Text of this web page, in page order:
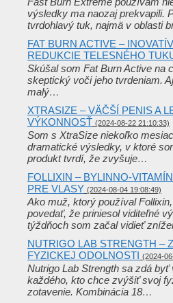
výsledky ma naozaj prekvapili.
tvrdohlavý tuk, najmä v oblasti
FAT BURN ACTIVE –
REDUKCIE TELESNÉHO
Skúšal som Fat Burn Active na
skeptický voči jeho tvrdeniam.
malý…
XTRASIZE – VÄČŠÍ PENIS A
VÝKONNOSŤ (2024-08-22 21:10:33)
Som s XtraSize niekoľko
dramatické výsledky, v ktoré
produkt tvrdí, že zvyšuje…
FOLLIXIN – BYLINNO-
PRE VLASY (2024-08-04 19:08:49)
Ako muž, ktorý používal
povedať, že priniesol viditeľné
týždňoch som začal vidieť
NUTRIGO LAB STRENGTH –
FYZICKEJ ODOLNOSTI (2024-
Nutrigo Lab Strength sa zdá
každého, kto chce zvýšiť svoj
zotavenie. Kombinácia 18…